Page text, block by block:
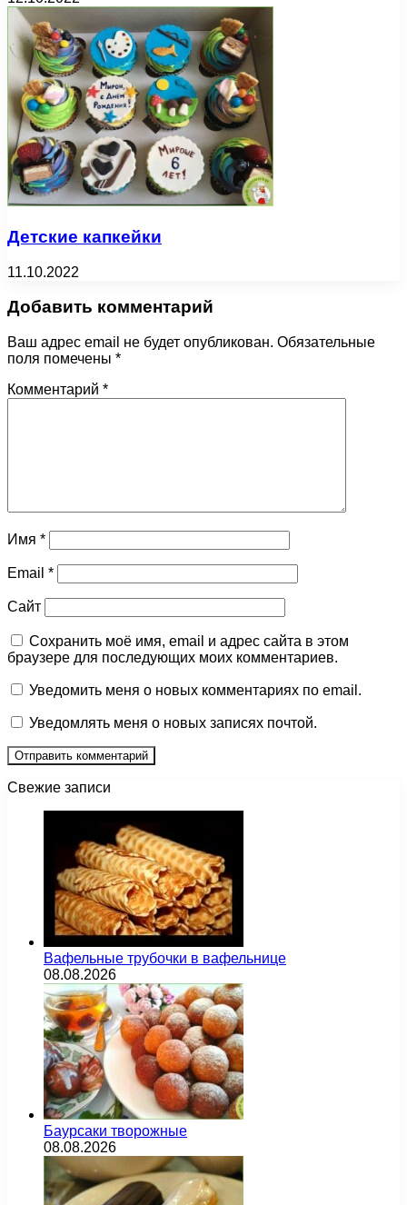
Детские капкейки
11.10.2022
Добавить комментарий
Ваш адрес email не будет опубликован. Обязательные
поля помечены *
Комментарий *
Имя *
Email *
Сайт
Сохранить моё имя, email и адрес сайта в этом
браузере для последующих моих комментариев.
Уведомить меня о новых комментариях по email.
Уведомлять меня о новых записях почтой.
Свежие записи
Вафельные трубочки в вафельнице
08.08.2026
Баурсаки творожные
08.08.2026